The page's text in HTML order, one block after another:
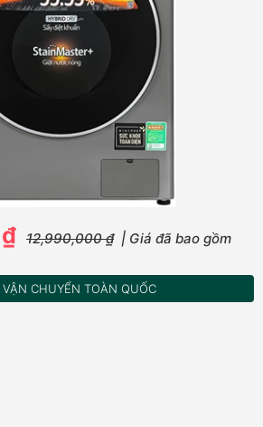
12,990,000 ₫ | Giá đã bao gồm
VẬN CHUYỂN TOÀN QUỐC